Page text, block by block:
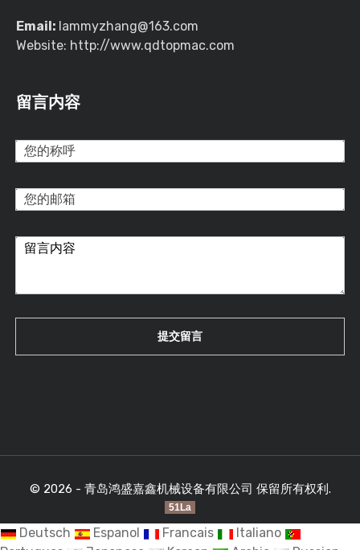
Email: lammyzhang@163.com
Website: http://www.qdtopmac.com
留言内容
© 2026 - 青岛鸿盛嘉鑫机械设备有限公司 保留所有权利.
51La
Deutsch Espanol Francais
Italiano